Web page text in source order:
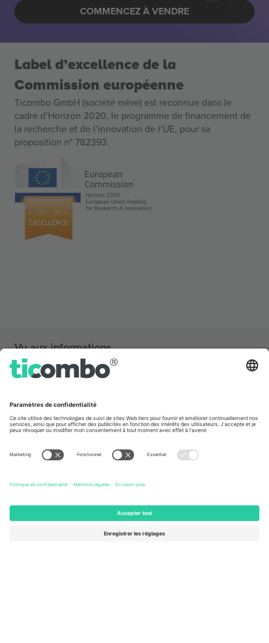
COMMENCEZ À VENDRE
Label d’excellence de la
Commission européenne
Ticombo GmbH (société mère) est reconnue dans le
cadre d’Horizon 2020, le programme de financement de
la recherche et de l’innovation de l’UE, pour sa
proposition n° 782393.
Vu aux informations
À propos de
Imprimer
Services de l'entreprise
Comment ça marche
Hôtels
Centre d'information sur la Coupe